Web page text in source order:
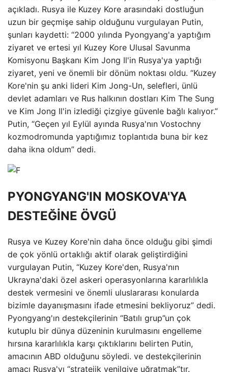
açıkladı. Rusya ile Kuzey Kore arasındaki dostluğun
uzun bir geçmişe sahip olduğunu vurgulayan Putin,
şunları kaydetti: “2000 yılında Pyongyang'a yaptığım
ziyaret ve ertesi yıl Kuzey Kore Ulusal Savunma
Komisyonu Başkanı Kim Jong Il'in Rusya'ya yaptığı
ziyaret, yeni ve önemli bir dönüm noktası oldu. “Kuzey
Kore'nin şu anki lideri Kim Jong-Un, selefleri, ünlü
devlet adamları ve Rus halkının dostları Kim The Sung
ve Kim Jong Il'in izlediği çizgiye güvenle bağlı kalıyor.”
Putin, “Geçen yıl Eylül ayında Rusya'nın Vostochny
kozmodromunda yaptığımız toplantıda buna bir kez
daha ikna oldum” dedi.
PYONGYANG'IN MOSKOVA'YA
DESTEĞİNE ÖVGÜ
Rusya ve Kuzey Kore'nin daha önce olduğu gibi şimdi
de çok yönlü ortaklığı aktif olarak geliştirdiğini
vurgulayan Putin, “Kuzey Kore'den, Rusya'nın
Ukrayna'daki özel askeri operasyonlarına kararlılıkla
destek vermesini ve önemli uluslararası konularda
bizimle dayanışmasını ifade etmesini bekliyoruz” dedi.
Pyongyang'ın destekçilerinin “Batılı grup”un çok
kutuplu bir dünya düzeninin kurulmasını engelleme
hırsına kararlılıkla karşı çıktıklarını belirten Putin,
amacının ABD olduğunu söyledi. ve destekçilerinin
amacı Rusya'yı “stratejik yenilgiye uğratmak”tır.